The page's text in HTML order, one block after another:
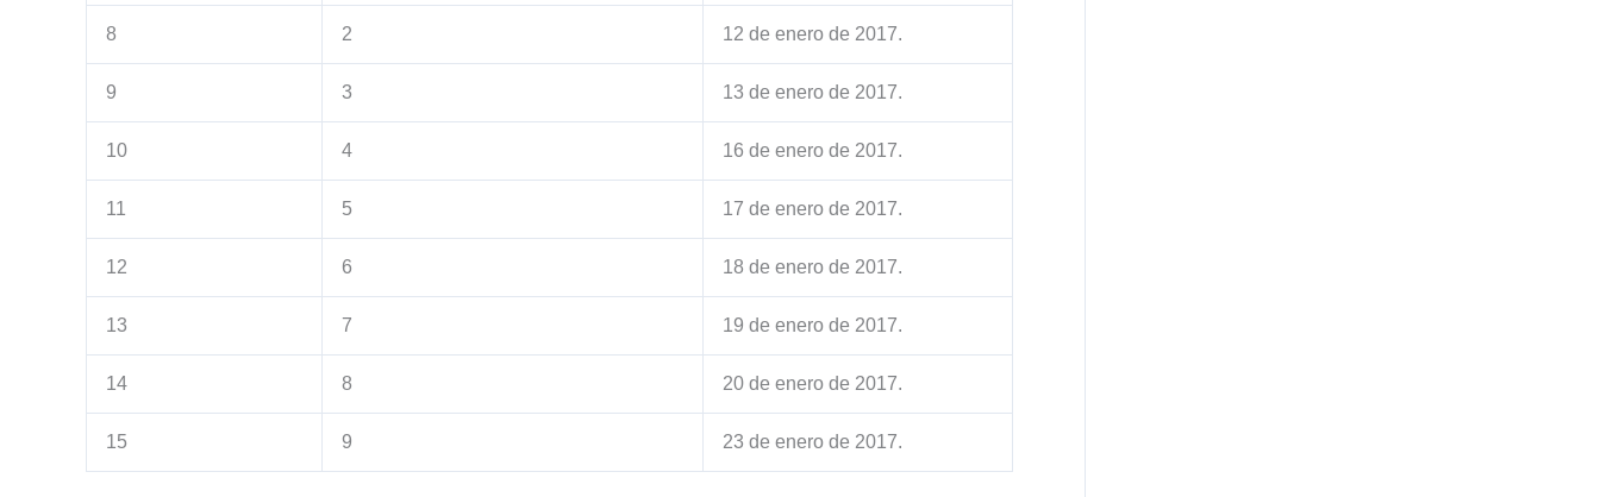
8 2 12 de enero de 2017.
9 3 13 de enero de 2017.
10 4 16 de enero de 2017.
11 5 17 de enero de 2017.
12 6 18 de enero de 2017.
13 7 19 de enero de 2017.
14 8 20 de enero de 2017.
15 9 23 de enero de 2017.